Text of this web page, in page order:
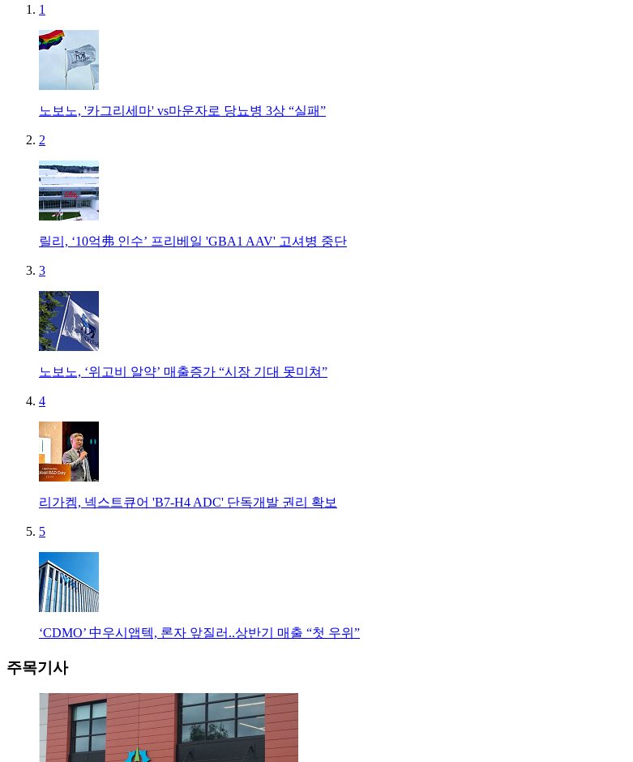
1
노보노, '카그리세마' vs마운자로 당뇨병 3상 “실패”
2
릴리, ‘10억弗 인수’ 프리베일 'GBA1 AAV' 고셔병 중단
3
노보노, ‘위고비 알약’ 매출증가 “시장 기대 못미쳐”
4
리가켐, 넥스트큐어 'B7-H4 ADC' 단독개발 권리 확보
5
‘CDMO’ 中우시앱텍, 론자 앞질러..상반기 매출 “첫 우위”
주목기사